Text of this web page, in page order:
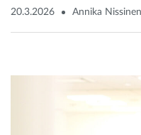
20.3.2026 Annika Nissinen